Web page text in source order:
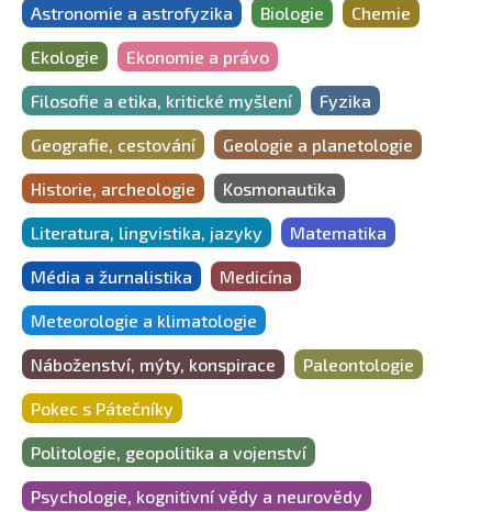
Astronomie a astrofyzika Biologie Chemie
Ekologie Ekonomie a právo
Filosofie a etika, kritické myšlení Fyzika
Geografie, cestování Geologie a planetologie
Historie, archeologie Kosmonautika
Literatura, lingvistika, jazyky Matematika
Média a žurnalistika Medicína
Meteorologie a klimatologie
Náboženství, mýty, konspirace Paleontologie
Pokec s Pátečníky
Politologie, geopolitika a vojenství
Psychologie, kognitivní vědy a neurovědy